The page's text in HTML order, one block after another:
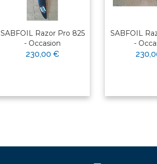
SABFOIL Razor Pro 825
- Occasion
230,00 €
SABFOIL
-